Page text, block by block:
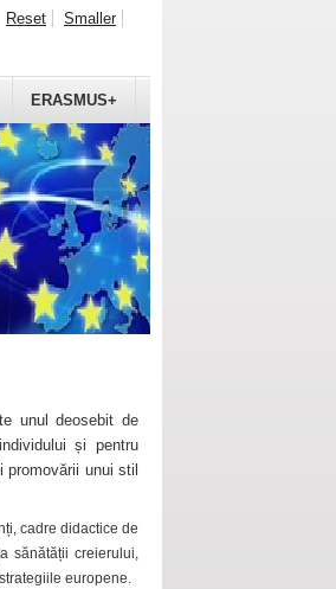
ERASMUS+
Reset Smaller
unul deosebit de
și pentru
unui stil
cadre didactice de
sănătății creierului,
europene.